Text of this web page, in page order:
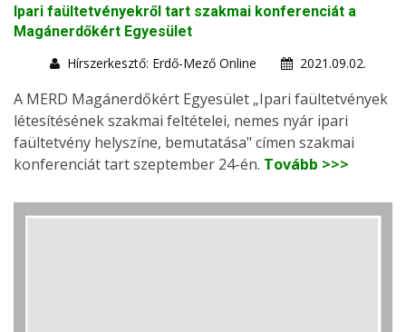
Ipari faültetvényekről tart szakmai konferenciát a
Magánerdőkért Egyesület
Hírszerkesztő: Erdő-Mező Online
2021.09.02.
A MERD Magánerdőkért Egyesület „Ipari faültetvények
létesítésének szakmai feltételei, nemes nyár ipari
faültetvény helyszíne, bemutatása" címen szakmai
konferenciát tart szeptember 24-én. Tovább >>>